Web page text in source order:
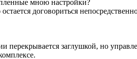
мною настройки?
договориться
заглушкой, но